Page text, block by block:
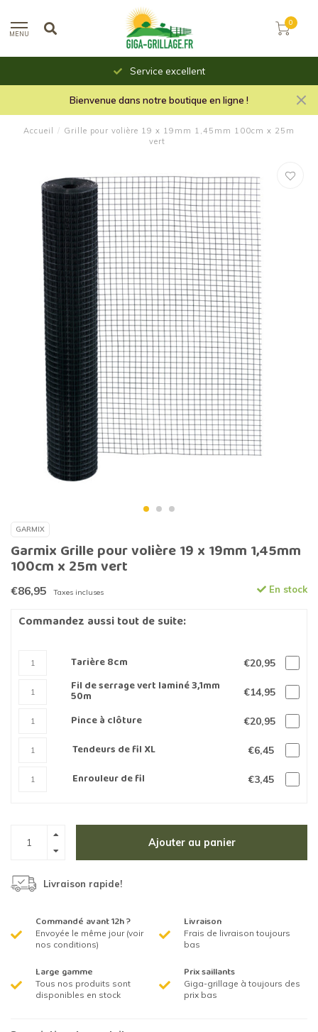
MENU
0
Service excellent
Bienvenue dans notre boutique en ligne !
Accueil / Grille pour volière 19 x 19mm 1,45mm 100cm x 25m
vert
GARMIX
Garmix Grille pour volière 19 x 19mm 1,45mm
100cm x 25m vert
€86,95 Taxes incluses En stock
Commandez aussi tout de suite:
Tarière 8cm €20,95
Fil de serrage vert laminé 3,1mm
50m €14,95
Pince à clôture €20,95
Tendeurs de fil XL €6,45
Enrouleur de fil €3,45
Ajouter au panier
Livraison rapide!
Commandé avant 12h ?
Envoyée le même jour (voir
nos conditions)
Livraison
Frais de livraison toujours
bas
Large gamme
Tous nos produits sont
disponibles en stock
Prix saillants
Giga-grillage à toujours des
prix bas